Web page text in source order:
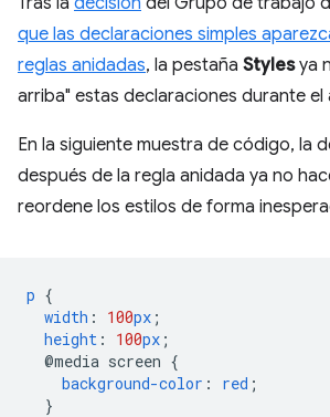
que las declaraciones simples
reglas anidadas, la pestaña Stylesya
arriba" estas declaraciones durante el
En la siguiente muestra de código, la
después de la regla anidada ya no
reordene los estilos de forma
p {
width : 100px ;
height : 100px ;
@media screen {
background-color : red ;
}